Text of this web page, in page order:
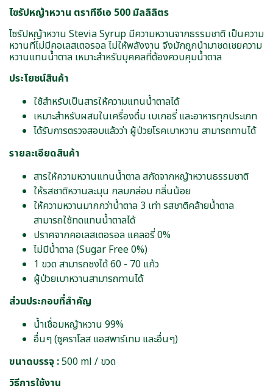
ไซรัปหญ้าหวาน ตราทีอีเอ 500 มิลลิลิตร
ไซรัปหญ้าหวาน Stevia Syrup มีความหวานจากธรรมชาติ เป็นความ
หวานที่ไม่มีคอเลสเตอรอล ไม่ให้พลังงาน จึงมักถูกนำมาชดเชยความ
หวานแทนน้ำตาล เหมาะสำหรับบุคคลที่ต้องควบคุมน้ำตาล
ประโยชน์สินค้า
ใช้สำหรับเป็นสารให้ความแทนน้ำตาลได้
เหมาะสำหรับผสมในเครื่องดื่ม เบเกอรี่ และอาหารทุกประเภท
ได้รับการตรวจสอบแล้วว่า ผู้ป่วยโรคเบาหวาน สามารถทานได้
รายละเอียดสินค้า
สารให้ความหวานแทนน้ำตาล สกัดจากหญ้าหวานธรรมชาติ
ให้รสชาติหวานละมุน กลมกล่อม กลิ่นน้อย
ให้ความหวานมากกว่าน้ำตาล 3 เท่า รสชาติคล้ายน้ำตาล
สามารถใช้ทดแทนน้ำตาลได้
ปราศจากคอเลสเตอรอล แคลอรี่ 0%
ไม่มีน้ำตาล (Sugar Free 0%)
1 ขวด สามารถชงได้ 60 - 70 แก้ว
ผู้ป่วยเบาหวานสามารถทานได้
ส่วนประกอบที่สำคัญ
น้ำเชื่อมหญ้าหวาน 99%
อื่นๆ (ซูคราโลส แอสพาร์เทม และอื่นๆ)
ขนาดบรรจุ :500 ml / ขวด
วิธีการใช้งาน